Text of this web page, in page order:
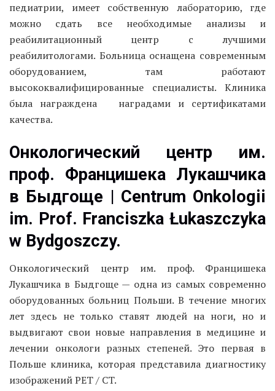
педиатрии, имеет собственную лабораторию, где
можно сдать все необходимые анализы и
реабилитационный центр с лучшими
реабилитологами. Больница оснащена современным
оборудованием, там работают
высококвалифицированные специалисты. Клиника
была награждена наградами и сертификатами
качества.
Онкологический центр им.
проф. Францишека Лукашчика
в Быдгоще | Centrum Onkologii
im. Prof. Franciszka Łukaszczyka
w Bydgoszczy.
Онкологический центр им. проф. Францишека
Лукашчика в Быдгоще — одна из самых современно
оборудованных больниц Польши. В течение многих
лет здесь не только ставят людей на ноги, но и
выдвигают свои новые направления в медицине и
лечении онкологи разных степеней. Это первая в
Польше клиника, которая представила диагностику
изображений PET / CT.